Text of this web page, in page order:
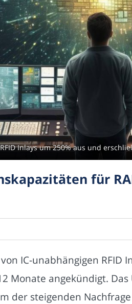
Inlays um 250% aus und
für
IC-unabhängigen RFID
Monate angekündigt.
der steigenden